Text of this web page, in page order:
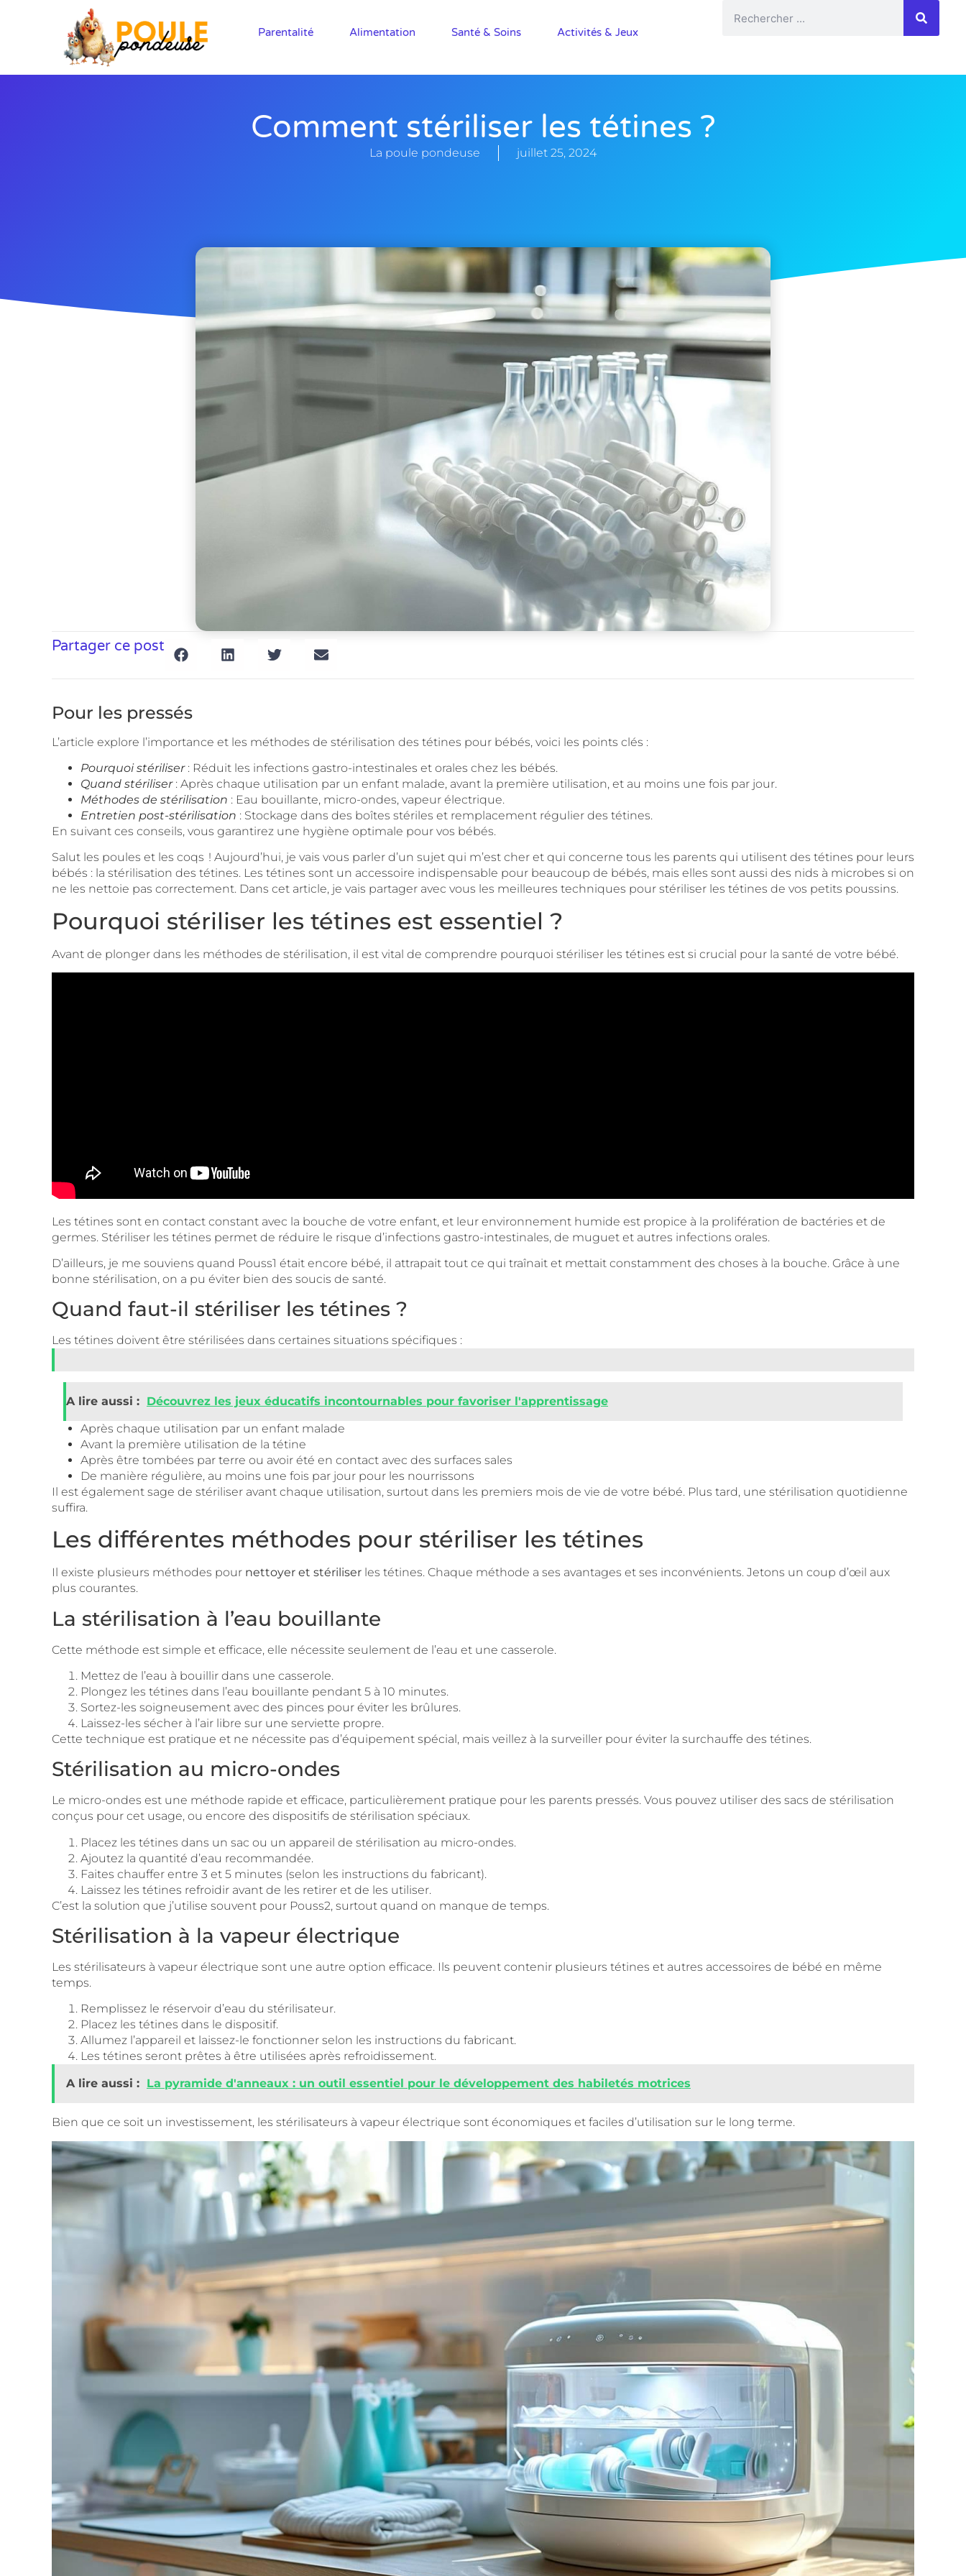
Parentalité Alimentation Santé & Soins Activités & Jeux
Comment stériliser les tétines ?
La poule pondeuse juillet 25, 2024
Partager ce post
Pour les pressés
L’article explore l’importance et les méthodes de stérilisation des tétines pour bébés, voici les points clés :
Pourquoi stériliser: Réduit les infections gastro-intestinales et orales chez les bébés.
Quand stériliser: Après chaque utilisation par un enfant malade, avant la première utilisation, et au moins une fois par jour.
Méthodes de stérilisation : Eau bouillante, micro-ondes, vapeur électrique.
Entretien post-stérilisation : Stockage dans des boîtes stériles et remplacement régulier des tétines.
En suivant ces conseils, vous garantirez une hygiène optimale pour vos bébés.
Salut les poules et les coqs ! Aujourd’hui, je vais vous parler d’un sujet qui m’est cher et qui concerne tous les parents qui utilisent des tétines pour leurs
bébés : la stérilisation des tétines. Les tétines sont un accessoire indispensable pour beaucoup de bébés, mais elles sont aussi des nids à microbes si on
ne les nettoie pas correctement. Dans cet article, je vais partager avec vous les meilleures techniques pour stériliser les tétines de vos petits poussins.
Pourquoi stériliser les tétines est essentiel ?
Avant de plonger dans les méthodes de stérilisation, il est vital de comprendre pourquoi stériliser les tétines est si crucial pour la santé de votre bébé.
Les tétines sont en contact constant avec la bouche de votre enfant, et leur environnement humide est propice à la prolifération de bactéries et de
germes. Stériliser les tétines permet de réduire le risque d’infections gastro-intestinales, de muguet et autres infections orales.
D’ailleurs, je me souviens quand Pouss1 était encore bébé, il attrapait tout ce qui traînait et mettait constamment des choses à la bouche. Grâce à une
bonne stérilisation, on a pu éviter bien des soucis de santé.
Quand faut-il stériliser les tétines ?
Les tétines doivent être stérilisées dans certaines situations spécifiques :
A lire aussi : Découvrez les jeux éducatifs incontournables pour favoriser l'apprentissage
Après chaque utilisation par un enfant malade
Avant la première utilisation de la tétine
Après être tombées par terre ou avoir été en contact avec des surfaces sales
De manière régulière, au moins une fois par jour pour les nourrissons
Il est également sage de stériliser avant chaque utilisation, surtout dans les premiers mois de vie de votre bébé. Plus tard, une stérilisation quotidienne
suffira.
Les différentes méthodes pour stériliser les tétines
Il existe plusieurs méthodes pour nettoyer et stériliser les tétines. Chaque méthode a ses avantages et ses inconvénients. Jetons un coup d’œil aux
plus courantes.
La stérilisation à l’eau bouillante
Cette méthode est simple et efficace, elle nécessite seulement de l’eau et une casserole.
Mettez de l’eau à bouillir dans une casserole.
Plongez les tétines dans l’eau bouillante pendant 5 à 10 minutes.
Sortez-les soigneusement avec des pinces pour éviter les brûlures.
Laissez-les sécher à l’air libre sur une serviette propre.
Cette technique est pratique et ne nécessite pas d’équipement spécial, mais veillez à la surveiller pour éviter la surchauffe des tétines.
Stérilisation au micro-ondes
Le micro-ondes est une méthode rapide et efficace, particulièrement pratique pour les parents pressés. Vous pouvez utiliser des sacs de stérilisation
conçus pour cet usage, ou encore des dispositifs de stérilisation spéciaux.
Placez les tétines dans un sac ou un appareil de stérilisation au micro-ondes.
Ajoutez la quantité d’eau recommandée.
Faites chauffer entre 3 et 5 minutes (selon les instructions du fabricant).
Laissez les tétines refroidir avant de les retirer et de les utiliser.
C’est la solution que j’utilise souvent pour Pouss2, surtout quand on manque de temps.
Stérilisation à la vapeur électrique
Les stérilisateurs à vapeur électrique sont une autre option efficace. Ils peuvent contenir plusieurs tétines et autres accessoires de bébé en même
temps.
Remplissez le réservoir d’eau du stérilisateur.
Placez les tétines dans le dispositif.
Allumez l’appareil et laissez-le fonctionner selon les instructions du fabricant.
Les tétines seront prêtes à être utilisées après refroidissement.
A lire aussi : La pyramide d'anneaux : un outil essentiel pour le développement des habiletés motrices
Bien que ce soit un investissement, les stérilisateurs à vapeur électrique sont économiques et faciles d’utilisation sur le long terme.